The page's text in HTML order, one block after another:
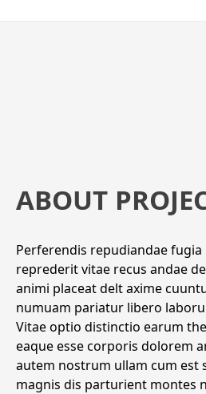
ABOUT
Perferendis repudiandae
reprederit vitae recus andae
animi placeat delt axime
numuam pariatur libero
Vitae optio distinctio earum
eaque esse corporis dolorem
autem nostrum ullam cum est
magnis dis parturient montes